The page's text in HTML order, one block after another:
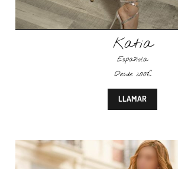
Katia
Española
Desde 200€
LLAMAR